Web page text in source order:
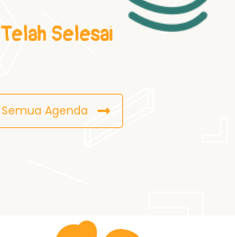
Telah Selesai
Semua Agenda